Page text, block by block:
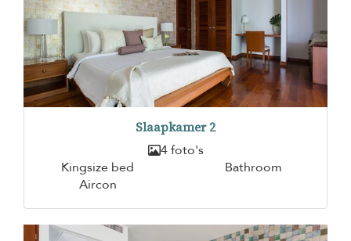
Slaapkamer 2
4 foto's
Kingsize bed
Bathroom
Aircon